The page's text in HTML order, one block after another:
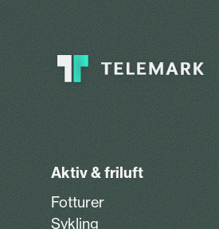
Aktiv & friluft
Fotturer
Sykling